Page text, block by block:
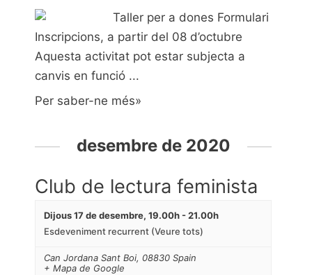
Taller per a dones Formulari
Inscripcions, a partir del 08 d’octubre
Aquesta activitat pot estar subjecta a
canvis en funció ...
Per saber-ne més»
desembre de 2020
Club de lectura feminista
Dijous 17 de desembre, 19.00h -21.00h
Esdeveniment recurrent (Veure tots)
Can Jordana Sant Boi, 08830 Spain
+ Mapa de Google